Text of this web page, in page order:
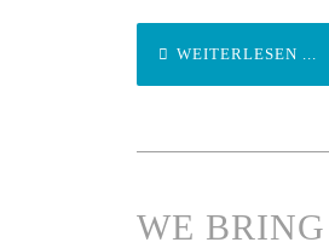
WEITERLESEN ...
WE